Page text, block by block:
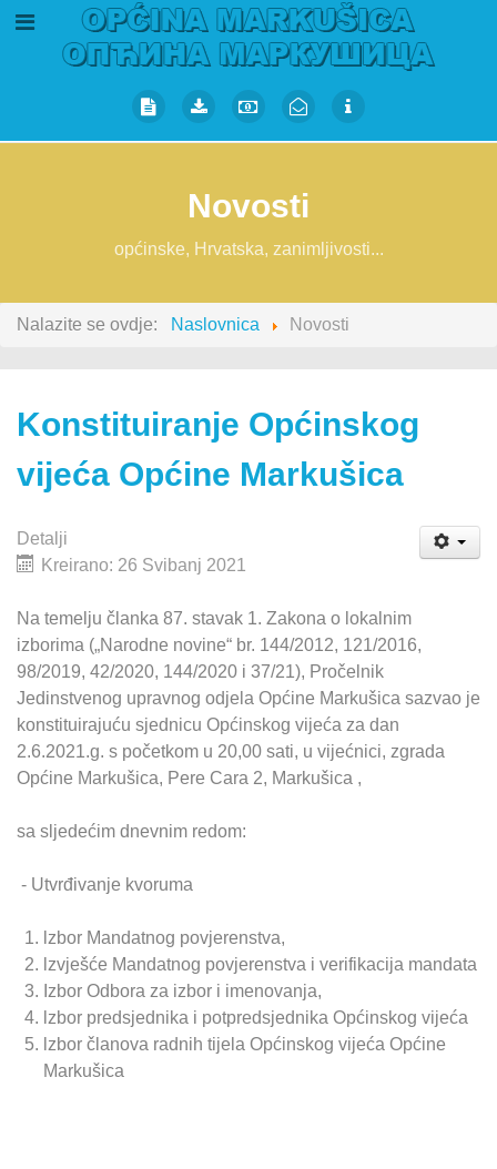
Novosti
općinske, Hrvatska, zanimljivosti...
Nalazite se ovdje: Naslovnica Novosti
Konstituiranje Općinskog
vijeća Općine Markušica
Detalji
Kreirano: 26 Svibanj 2021
Na temelju članka 87. stavak 1. Zakona o lokalnim
izborima („Narodne novine“ br. 144/2012, 121/2016,
98/2019, 42/2020, 144/2020 i 37/21), Pročelnik
Jedinstvenog upravnog odjela Općine Markušica sazvao je
konstituirajuću sjednicu Općinskog vijeća za dan
2.6.2021.g. s početkom u 20,00 sati, u vijećnici, zgrada
Općine Markušica, Pere Cara 2, Markušica ,
sa sljedećim dnevnim redom:
- Utvrđivanje kvoruma
lzbor Mandatnog povjerenstva,
lzvješće Mandatnog povjerenstva i verifikacija mandata
Izbor Odbora za izbor i imenovanja,
lzbor predsjednika i potpredsjednika Općinskog vijeća
lzbor članova radnih tijela Općinskog vijeća Općine
Markušica